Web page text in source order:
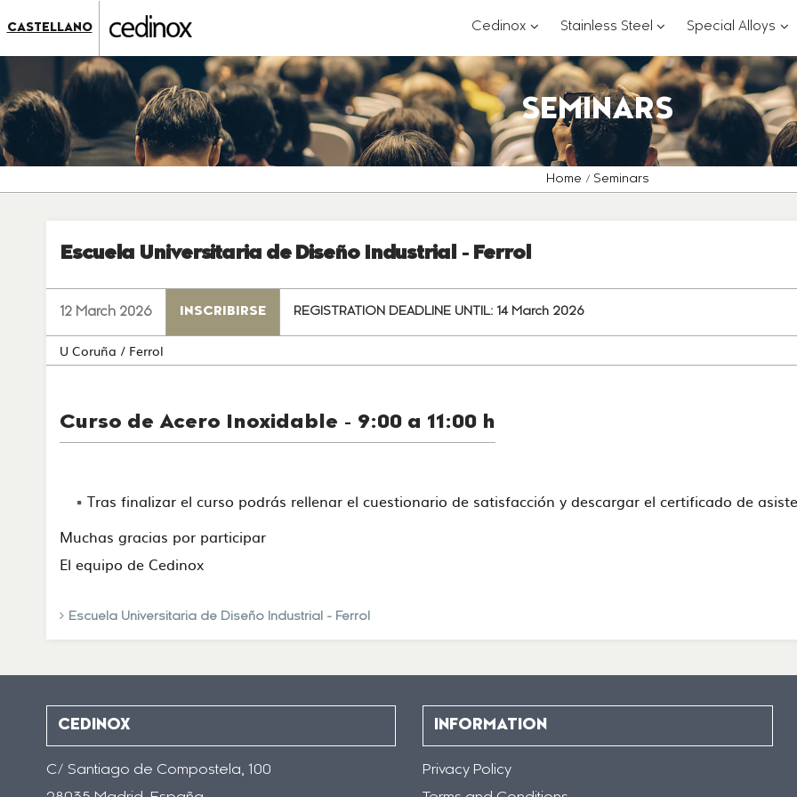
label.access.jump.content???
???
label.access.jump.header???
label.access.jump.footer???
???
label.access.jump.menu???
CASTELLANO Cedinox???
Stainless Steel ???
Special Alloys ???
SEMINARS
Home Seminars
Escuela Universitaria de Diseño Industrial - Ferrol
12 March 2026 INSCRIBIRSE REGISTRATION DEADLINE UNTIL: 14 March 2026
U Coruña / Ferrol
Curso de Acero Inoxidable - 9:00 a 11:00 h
Tras finalizar el curso podrás rellenar el cuestionario de satisfacción y descargar el certificado de
Muchas gracias por participar
El equipo de Cedinox
Escuela Universitaria de Diseño Industrial - Ferrol
CEDINOX
C/ Santiago de Compostela, 100
INFORMATION
Privacy Policy